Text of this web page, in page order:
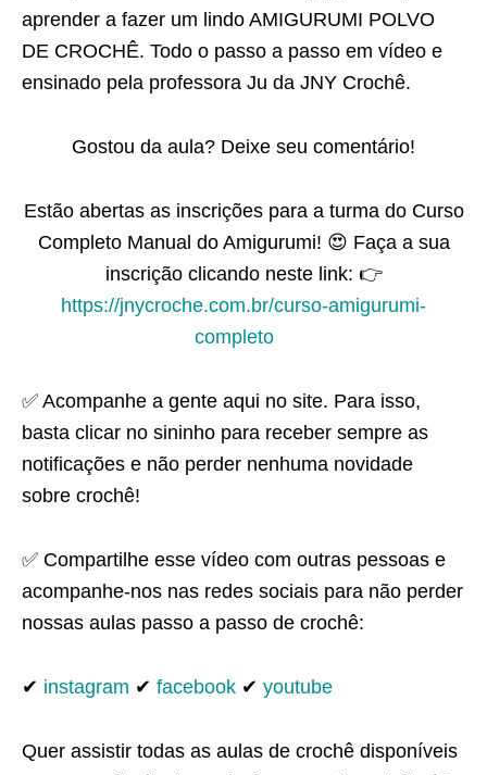
aprender a fazer um lindo AMIGURUMI POLVO
DE CROCHÊ. Todo o passo a passo em vídeo e
ensinado pela professora Ju da JNY Crochê.
Gostou da aula? Deixe seu comentário!
Estão abertas as inscrições para a turma do Curso
Completo Manual do Amigurumi! 😍 Faça a sua
inscrição clicando neste link: 👉
https://jnycroche.com.br/curso-amigurumi-
completo⠀
✅ Acompanhe a gente aqui no site. Para isso,
basta clicar no sininho para receber sempre as
notificações e não perder nenhuma novidade
sobre crochê!
✅ Compartilhe esse vídeo com outras pessoas e
acompanhe-nos nas redes sociais para não perder
nossas aulas passo a passo de crochê:
✔ instagram ✔ facebook ✔ youtube
Quer assistir todas as aulas de crochê disponíveis